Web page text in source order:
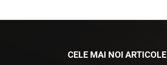
CELE MAI NOI ARTICOLE